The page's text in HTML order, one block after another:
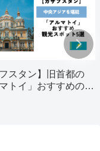
フスタン】旧首都の
マトイ」おすすめの観